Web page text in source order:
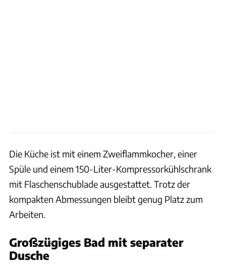
Die Küche ist mit einem Zweiflammkocher, einer
Spüle und einem 150-Liter-Kompressorkühlschrank
mit Flaschenschublade ausgestattet. Trotz der
kompakten Abmessungen bleibt genug Platz zum
Arbeiten.
Großzügiges Bad mit separater
Dusche